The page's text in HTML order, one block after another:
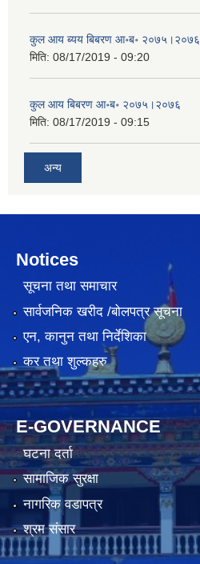
कुल आय ब्यय बिबरण आ॰ब॰ २०७५।२०७६
मिति: 08/17/2019 - 09:20
कुल आय बिबरण आ॰ब॰ २०७५।२०७६
मिति: 08/17/2019 - 09:15
अन्य
Notices
सूचना तथा समाचार
सार्वजनिक खरीद /बोलपत्र सूचना
एन, कानुन तथा निर्देशिका
कर तथा शुल्कहरु
E-GOVERNANCE
घटना दर्ता
सामाजिक सुरक्षा
नागरिक वडापत्र
श्रम संसार